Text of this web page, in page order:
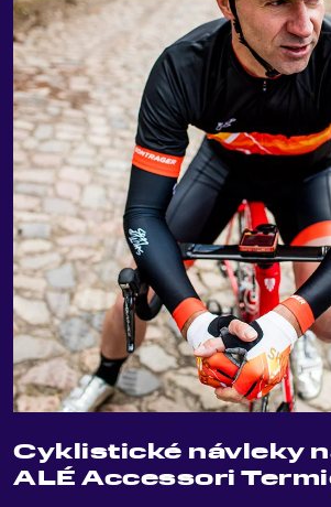
Cyklistické návleky
ALÉ Accessori